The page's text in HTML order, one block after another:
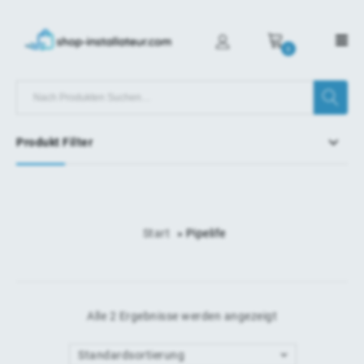
Start » Pipelife
Alle 2 Ergebnisse werden angezeigt
Standardsortierung
Produkt Filter